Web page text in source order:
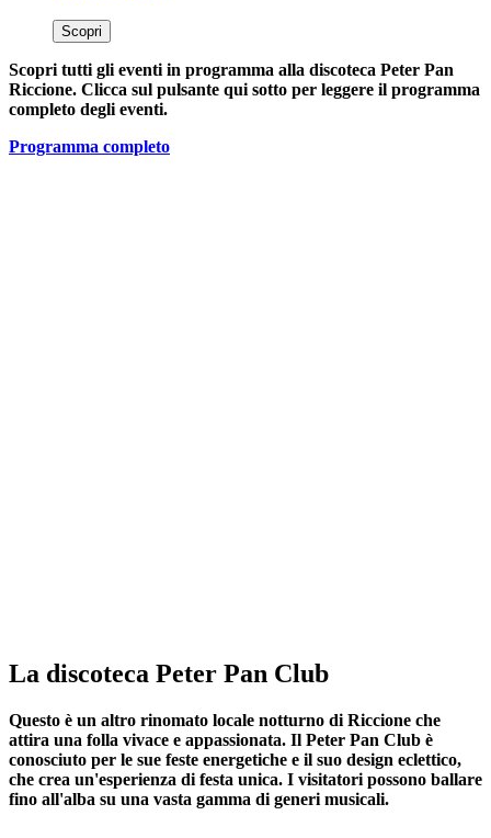
Scopri
Scopri tutti gli eventi in programma alla discoteca Peter Pan
Riccione. Clicca sul pulsante qui sotto per leggere il programma
completo degli eventi.
Programma completo
La discoteca Peter Pan Club
Questo è un altro rinomato locale notturno di Riccione che
attira una folla vivace e appassionata. Il Peter Pan Club è
conosciuto per le sue feste energetiche e il suo design eclettico,
che crea un'esperienza di festa unica. I visitatori possono ballare
fino all'alba su una vasta gamma di generi musicali.